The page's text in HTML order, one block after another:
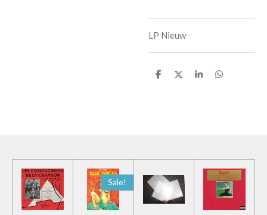
LP Nieuw
D
D
S
D
Sale!